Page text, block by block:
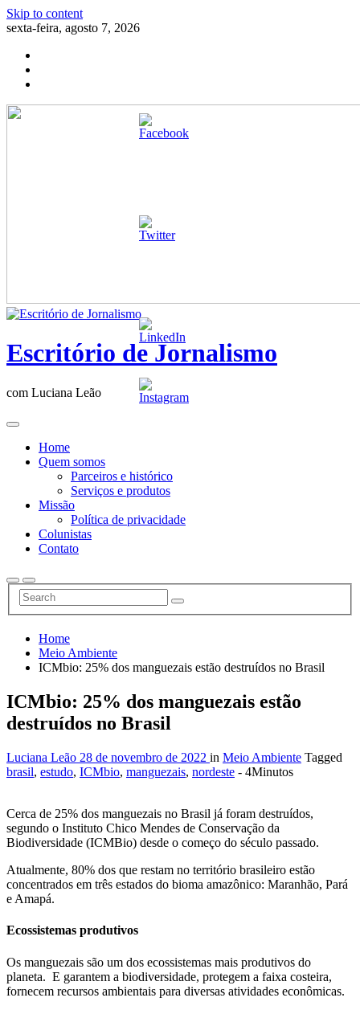
Skip to content
sexta-feira, agosto 7, 2026
Escritório de Jornalismo
com Luciana Leão
Home
Quem somos
Parceiros e histórico
Serviços e produtos
Missão
Política de privacidade
Colunistas
Contato
Home
Meio Ambiente
ICMbio: 25% dos manguezais estão destruídos no Brasil
ICMbio: 25% dos manguezais estão
destruídos no Brasil
Luciana Leão 28 de novembro de 2022 in Meio Ambiente Tagged
brasil, estudo, ICMbio, manguezais, nordeste - 4Minutos
Cerca de 25% dos manguezais no Brasil já foram destruídos,
segundo o Instituto Chico Mendes de Conservação da
Biodiversidade (ICMBio) desde o começo do século passado.
Atualmente, 80% dos que restam no território brasileiro estão
concentrados em três estados do bioma amazônico: Maranhão, Pará
e Amapá.
Ecossistemas produtivos
Os manguezais são um dos ecossistemas mais produtivos do
planeta. E garantem a biodiversidade, protegem a faixa costeira,
fornecem recursos ambientais para diversas atividades econômicas.